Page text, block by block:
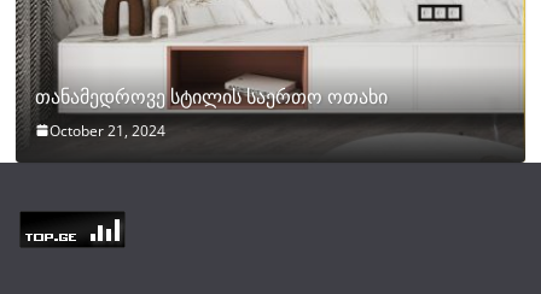
თანამედროვე სტილის საერთო ოთახი
October 21, 2024